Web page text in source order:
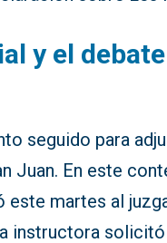
y el debate
seguido para
Juan. En este
este martes al
instructora